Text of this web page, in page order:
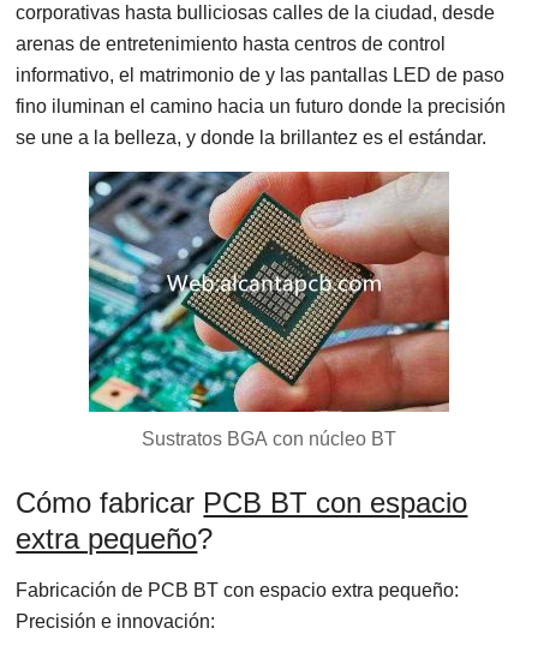
corporativas hasta bulliciosas calles de la ciudad, desde
arenas de entretenimiento hasta centros de control
informativo, el matrimonio dey las pantallas LED de paso
fino iluminan el camino hacia un futuro donde la precisión
se une a la belleza, y donde la brillantez es el estándar.
Sustratos BGA con núcleo BT
Cómo fabricar PCB BT con espacio
extra pequeño?
Fabricación de PCB BT con espacio extra pequeño:
Precisión e innovación: